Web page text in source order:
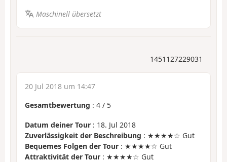
Maschinell übersetzt
1451127229031
20 Jul 2018 um 14:47
Gesamtbewertung : 4 / 5
Datum deiner Tour : 18. Jul 2018
Zuverlässigkeit der Beschreibung : ★★★★☆ Gut
Bequemes Folgen der Tour : ★★★★☆ Gut
Attraktivität der Tour : ★★★★☆ Gut